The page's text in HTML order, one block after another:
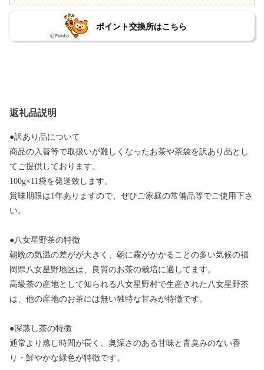
ポイント交換所はこちら
返礼品説明
●訳あり品について
商品の入替等で取扱いが難しくなったお茶や茶袋を訳あり品とし
てご提供しております。
100g×11袋を発送致します。
賞味期限は1年ありますので、ぜひご家庭の常備品等でご使用下さ
い。
●八女星野茶の特徴
朝晩の気温の差がが大きく、朝に霧がかかることの多い気候の福
岡県八女星野地区は、良質のお茶の栽培に適してます。
高級茶の産地として知られる八女星野村で生産された八女星野茶
は、他の産地のお茶には無い独特な甘みが特徴です。
●深蒸し茶の特徴
通常より蒸し時間が長く、奥深さのある甘味と青臭みのない香
り・鮮やかな緑色が特徴です。